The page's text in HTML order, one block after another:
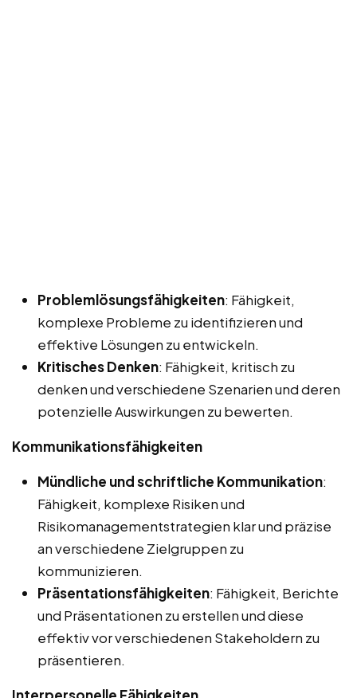
Problemlösungsfähigkeiten: Fähigkeit,
komplexe Probleme zu identifizieren und
effektive Lösungen zu entwickeln.
Kritisches Denken: Fähigkeit, kritisch zu
denken und verschiedene Szenarien und deren
potenzielle Auswirkungen zu bewerten.
Kommunikationsfähigkeiten
Mündliche und schriftliche Kommunikation:
Fähigkeit, komplexe Risiken und
Risikomanagementstrategien klar und präzise
an verschiedene Zielgruppen zu
kommunizieren.
Präsentationsfähigkeiten: Fähigkeit, Berichte
und Präsentationen zu erstellen und diese
effektiv vor verschiedenen Stakeholdern zu
präsentieren.